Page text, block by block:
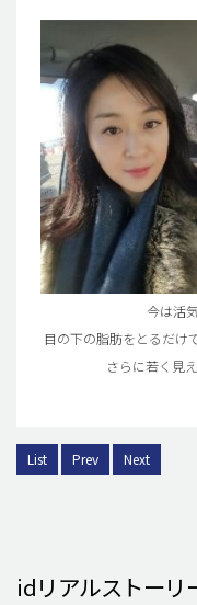
今は活
目の下の脂肪をとるだけ
さらに若く見
List Prev Next
idリアルストーリ